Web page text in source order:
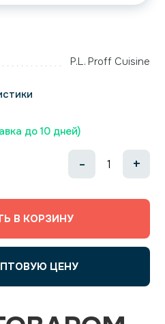
P.L. Proff Cuisine
до 10 дней)
- +
В КОРЗИНУ
ЦЕНУ